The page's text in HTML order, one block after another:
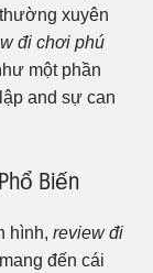
xuyên
đi chơi phú
một phần
and sự can
Biến
hình, review đi
đến cái